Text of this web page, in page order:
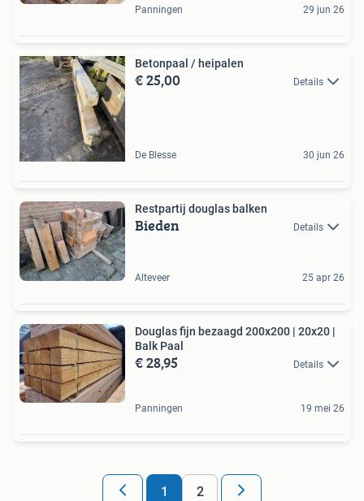
Panningen 29 jun 26
Betonpaal / heipalen
€ 25,00 Details
De Blesse 30 jun 26
Restpartij douglas balken
Bieden Details
Alteveer 25 apr 26
Douglas fijn bezaagd 200x200 | 20x20 |
Balk Paal
€ 28,95 Details
Panningen 19 mei 26
1 2